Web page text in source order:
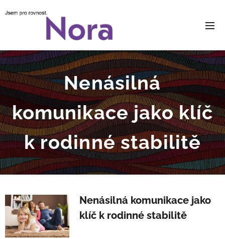
Nenásilná
komunikace jako klíč
k rodinné stabilitě
Nenásilná komunikace jako
klíč k rodinné stabilitě